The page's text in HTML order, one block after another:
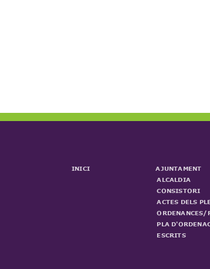
INICI
AJUNTAMENT
ALCALDIA
CONSISTORI
ACTES DELS
ORDENANCES/
PLA
ESCRITS